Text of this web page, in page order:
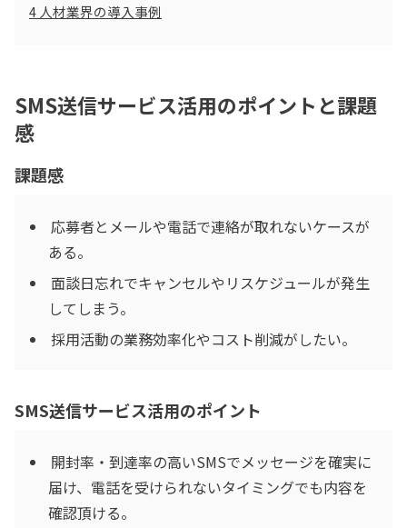
4 人材業界の導入事例
SMS送信サービス活用のポイントと課題
感
課題感
応募者とメールや電話で連絡が取れないケースが
ある。
面談日忘れでキャンセルやリスケジュールが発生
してしまう。
採用活動の業務効率化やコスト削減がしたい。
SMS送信サービス活用のポイント
開封率・到達率の高いSMSでメッセージを確実に
届け、電話を受けられないタイミングでも内容を
確認頂ける。